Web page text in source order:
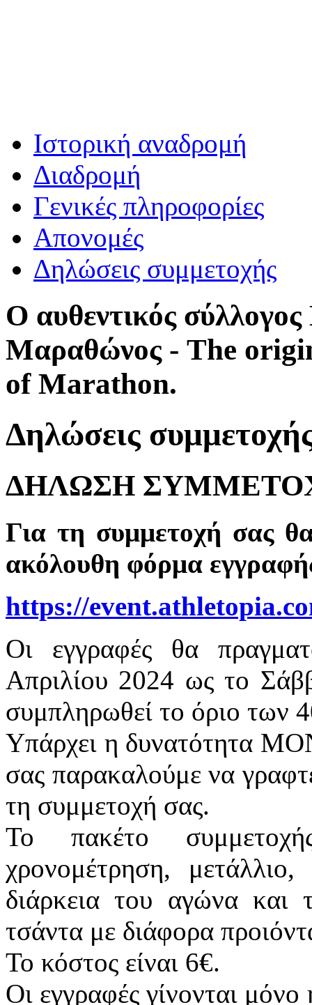
Ιστορική αναδρομή
Διαδρομή
Γενικές πληροφορίες
Απονομές
Δηλώσεις συμμετοχής
Ο αυθεντικός
Μαραθώνος - The
of Marathon.
Δηλώσεις
ΔΗΛΩΣΗ
Για τη συμμετοχή σας
ακόλουθη φόρμα
https://
Οι εγγραφές θα
Απριλίου 2024 ως το
συμπληρωθεί το όριο των
Υπάρχει η δυνατότητα
σας παρακαλούμε να
τη συμμετοχή σας.
Το πακέτο
χρονομέτρηση,
διάρκεια του αγώνα και
τσάντα με διάφορα
Το κόστος είναι 6€.
Οι εγγραφές γίνονται μόνο